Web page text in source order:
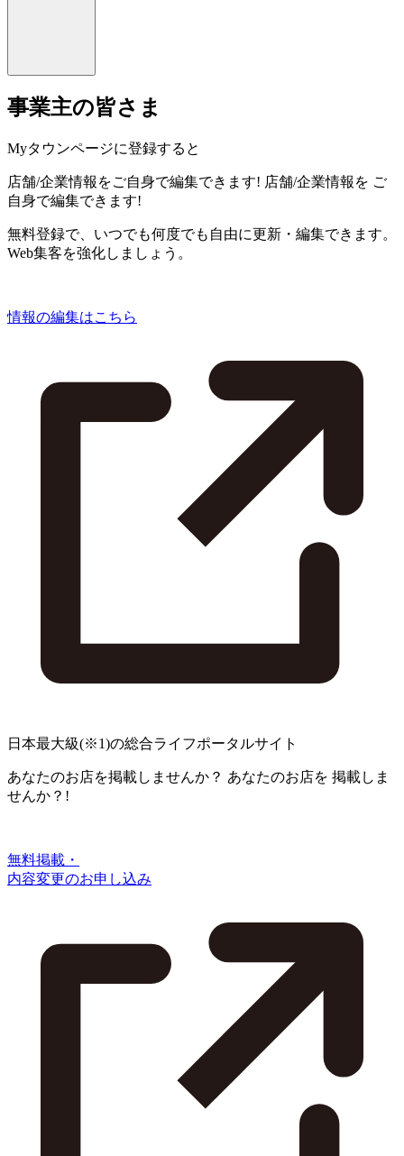
事業主の皆さま
Myタウンページに登録すると
店舗/企業情報をご自身で編集できます! 店舗/企業情報を ご
自身で編集できます!
無料登録で、いつでも何度でも自由に更新・編集できます。
Web集客を強化しましょう。
情報の編集はこちら
日本最大級(※1)の総合ライフポータルサイト
あなたのお店を掲載しませんか？ あなたのお店を 掲載しま
せんか？!
無料掲載・
内容変更のお申し込み